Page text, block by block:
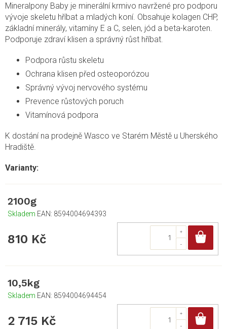
Mineralpony Baby je minerální krmivo navržené pro podporu
vývoje skeletu hříbat a mladých koní. Obsahuje kolagen CHP,
základní minerály, vitamíny E a C, selen, jód a beta-karoten.
Podporuje zdraví klisen a správný růst hříbat.
Podpora růstu skeletu
Ochrana klisen před osteoporózou
Správný vývoj nervového systému
Prevence růstových poruch
Vitamínová podpora
K dostání na prodejně Wasco ve Starém Městě u Uherského
Hradiště.
2100g
Skladem EAN: 8594004694393
810 Kč
10,5kg
Skladem EAN: 8594004694454
2 715 Kč